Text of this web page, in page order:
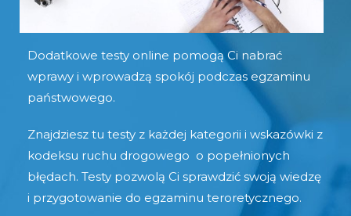
Dodatkowe testy online pomogą Ci nabrać
wprawy i wprowadzą spokój podczas egzaminu
państwowego.
Znajdziesz tu testy z każdej kategorii i wskazówki z
kodeksu ruchu drogowego o popełnionych
błędach. Testy pozwolą Ci sprawdzić swoją wiedzę
i przygotowanie do egzaminu teroretycznego.